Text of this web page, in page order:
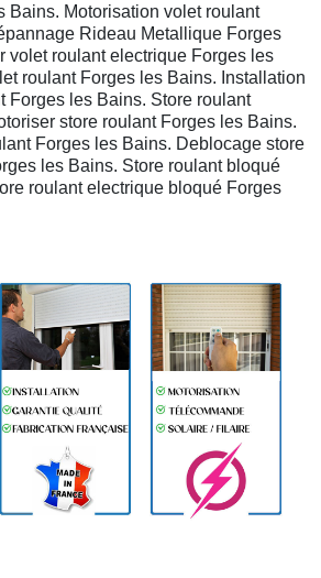
Bains. Motorisation volet roulant
Rideau Metallique Forges
volet roulant electrique Forges les
roulant Forges les Bains. Installation
Forges les Bains. Store roulant
store roulant Forges les Bains.
Forges les Bains. Deblocage store
les Bains. Store roulant bloqué
roulant electrique bloqué Forges